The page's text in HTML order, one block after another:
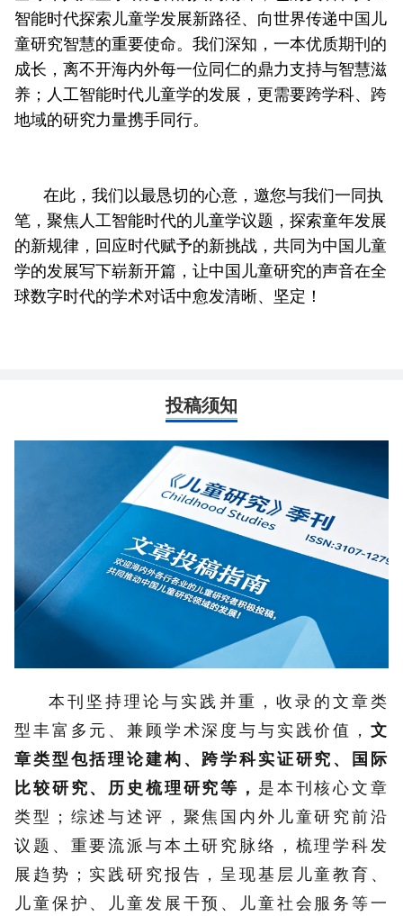
智能时代探索儿童学发展新路径、向世界传递中国儿
童研究智慧的重要使命。我们深知，一本优质期刊的
成长，离不开海内外每一位同仁的鼎力支持与智慧滋
养；人工智能时代儿童学的发展，更需要跨学科、跨
地域的研究力量携手同行。
在此，我们以最恳切的心意，邀您与我们一同执
笔，聚焦人工智能时代的儿童学议题，探索童年发展
的新规律，回应时代赋予的新挑战，共同为中国儿童
学的发展写下崭新开篇，让中国儿童研究的声音在全
球数字时代的学术对话中愈发清晰、坚定！
投稿须知
本刊坚持理论与实践并重，收录的文章类
型丰富多元、兼顾学术深度与与实践价值， 文
章类型包括理论建构、跨学科实证研究、国际
比较研究、历史梳理研究等， 是本刊核心文章
类型；综述与述评，聚焦国内外儿童研究前沿
议题、重要流派与本土研究脉络，梳理学科发
展趋势；实践研究报告，呈现基层儿童教育、
儿童保护、儿童发展干预、儿童社会服务等一